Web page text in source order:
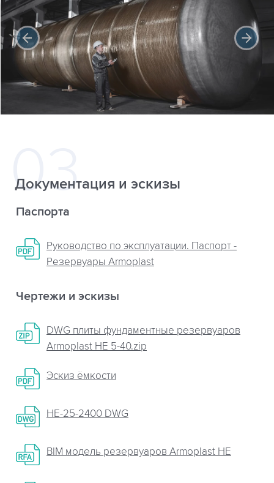
Документация и эскизы
Паспорта
Руководство по эксплуатации. Паспорт -
Резервуары Armoplast
Чертежи и эскизы
DWG плиты фундаментные резервуаров
Armoplast НЕ 5-40.zip
Эскиз ёмкости
НЕ-25-2400 DWG
BIM модель резервуаров Armoplast HE